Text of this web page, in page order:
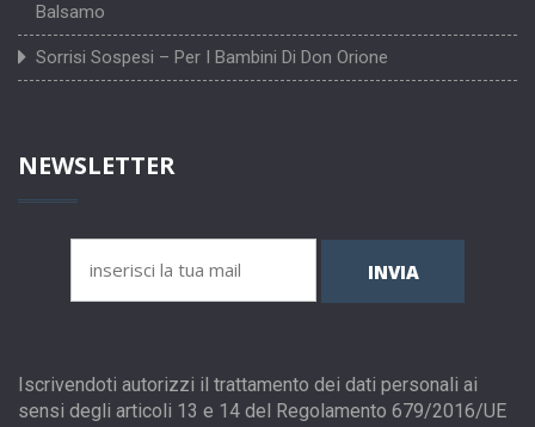
Balsamo
Sorrisi Sospesi – Per I Bambini Di Don Orione
NEWSLETTER
INVIA
Iscrivendoti autorizzi il trattamento dei dati personali ai
sensi degli articoli 13 e 14 del Regolamento 679/2016/UE